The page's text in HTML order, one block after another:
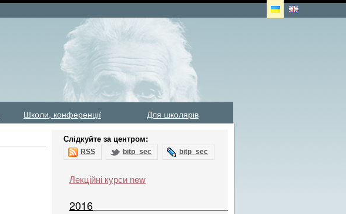
Школи, конференції
Для школярів
Слідкуйте за центром:
RSS bitp_sec bitp_sec
Лекційні курси new
2016